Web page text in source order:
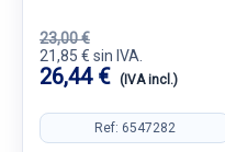
23,00 €
21,85 € sin IVA.
26,44 € (IVA incl.)
Ref: 6547282